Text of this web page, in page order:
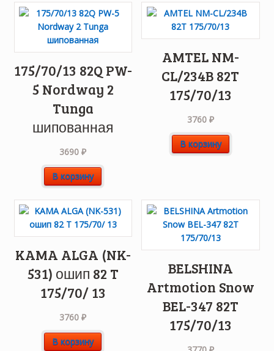
175/70/13 82Q PW-
5 Nordway 2
Tunga
шипованная
3690₽
В корзину
AMTEL NM-
CL/234B 82T
175/70/13
3760 ₽
В корзину
KAMA ALGA (NK-
531) ошип 82 T
175/70/ 13
3760₽
В корзину
BELSHINA
Artmotion Snow
BEL-347 82T
175/70/13